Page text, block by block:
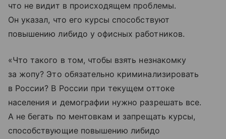
что не видит в происходящем проблемы.
Он указал, что его курсы способствуют
повышению либидо у офисных работников.
«Что такого в том, чтобы взять незнакомку
за жопу? Это обязательно криминализировать
в России? В России при текущем оттоке
населения и демографии нужно разрешать все.
А не бегать по ментовкам и запрещать курсы,
способствующие повышению либидо